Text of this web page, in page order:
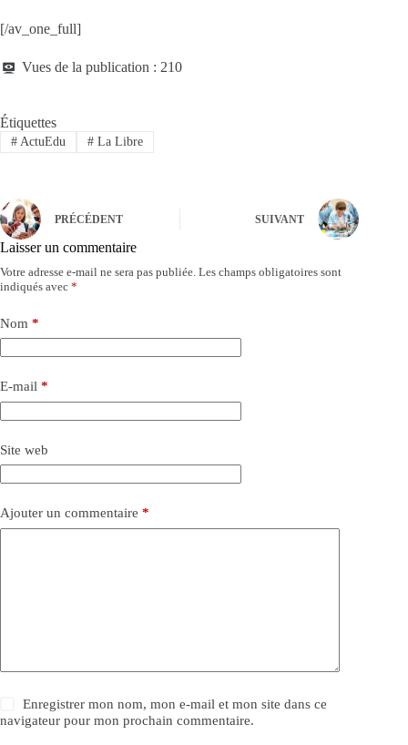
[/av_one_full]
Vues de la publication : 210
Étiquettes
#ActuEdu #La Libre
PRÉCÉDENT SUIVANT
Laisser un commentaire
Votre adresse e-mail ne sera pas publiée. Les champs obligatoires sont
indiqués avec *
Nom *
E-mail *
Site web
Ajouter un commentaire *
Enregistrer mon nom, mon e-mail et mon site dans ce
navigateur pour mon prochain commentaire.